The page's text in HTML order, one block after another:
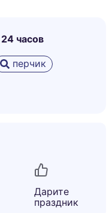
24 часов
перчик
Дарите
праздник